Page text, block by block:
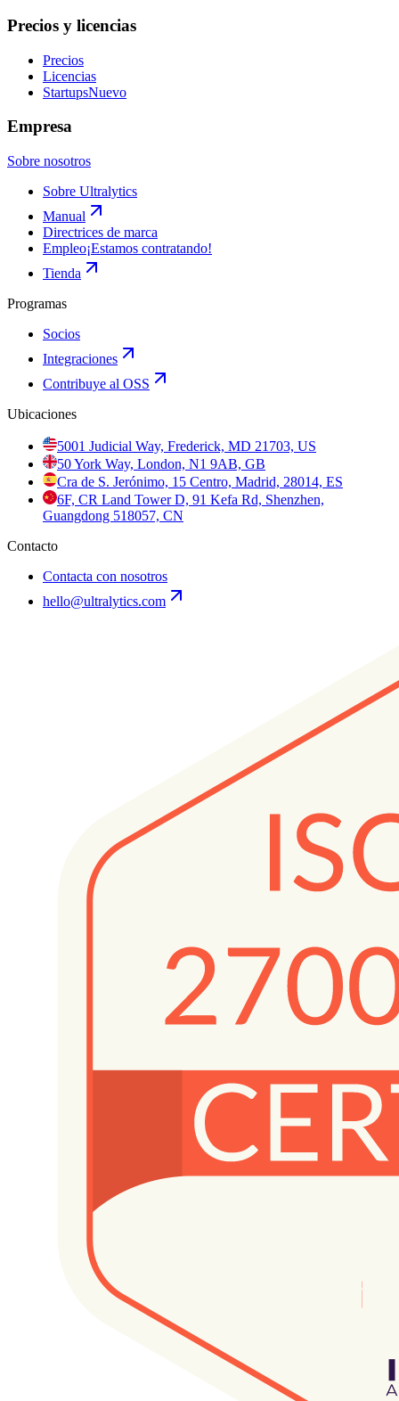
Precios y licencias
Precios
Licencias
StartupsNuevo
Empresa
Sobre nosotros
Sobre Ultralytics
Manual
Directrices de marca
Empleo¡Estamos contratando!
Tienda
Programas
Socios
Integraciones
Contribuye al OSS
Ubicaciones
5001 Judicial Way, Frederick, MD 21703, US
50 York Way, London, N1 9AB, GB
Cra de S. Jerónimo, 15 Centro, Madrid, 28014, ES
6F, CR Land Tower D, 91 Kefa Rd, Shenzhen,
Guangdong 518057, CN
Contacto
Contacta con nosotros
hello@ultralytics.com